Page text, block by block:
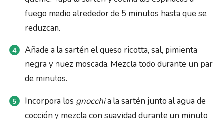
fuego medio alrededor de 5 minutos hasta que se
reduzcan.
Añade a la sartén el queso ricotta, sal, pimienta
negra y nuez moscada. Mezcla todo durante un par
de minutos.
Incorpora los gnocchia la sartén junto al agua de
cocción y mezcla con suavidad durante un minuto